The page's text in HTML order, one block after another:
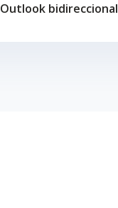
Outlook bidireccional